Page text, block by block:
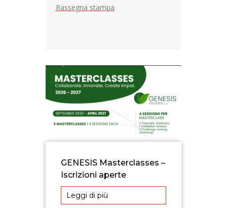
GENESIS Masterclasses –
Iscrizioni aperte
Leggi di più
Rassegna stampa